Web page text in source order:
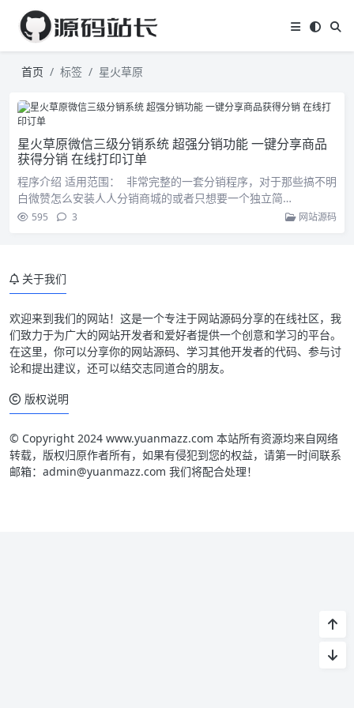
首页 标签 星火草原
星火草原微信三级分销系统 超强分销功能 一键分享商品
获得分销 在线打印订单
程序介绍 适用范围： 非常完整的一套分销程序，对于那些搞不明
白微赞怎么安装人人分销商城的或者只想要一个独立简…
595 3 网站源码
关于我们
欢迎来到我们的网站！这是一个专注于网站源码分享的在线社区，我
们致力于为广大的网站开发者和爱好者提供一个创意和学习的平台。
在这里，你可以分享你的网站源码、学习其他开发者的代码、参与讨
论和提出建议，还可以结交志同道合的朋友。
版权说明
© Copyright 2024 www.yuanmazz.com 本站所有资源均来自网络
转载，版权归原作者所有，如果有侵犯到您的权益，请第一时间联系
邮箱：admin@yuanmazz.com 我们将配合处理！